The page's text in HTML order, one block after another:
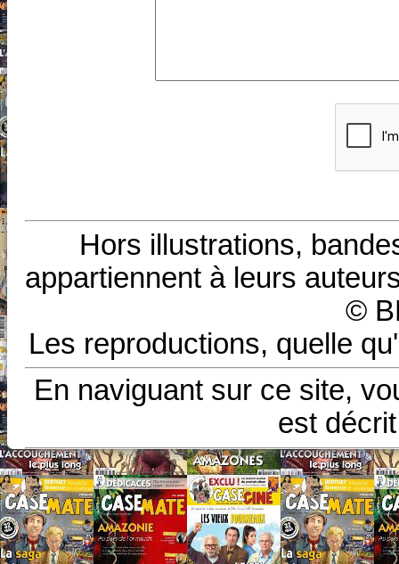
Hors illustrations,
appartiennent à leurs
©
Les reproductions, quelle
En naviguant sur ce site,
est